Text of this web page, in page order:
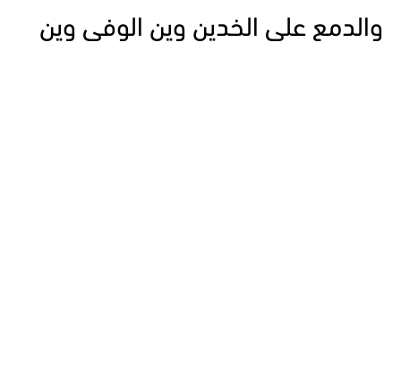
والدمع على الخدين وين الوفى وين